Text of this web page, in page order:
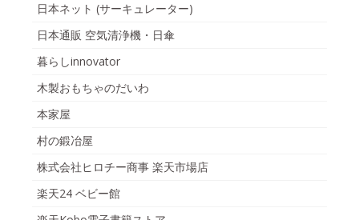
日本ネット (サーキュレーター)
日本通販 空気清浄機・日傘
暮らしinnovator
木製おもちゃのだいわ
本家屋
村の鍛冶屋
株式会社ヒロチー商事 楽天市場店
楽天24 ベビー館